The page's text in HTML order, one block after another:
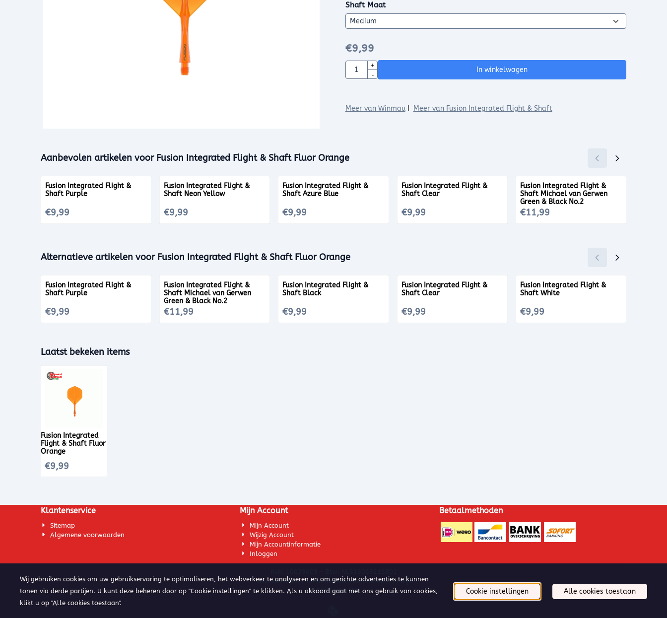
Shaft Maat
€9,99
Aantal
+
-
In winkelwagen
Meer van Winmau| Meer van Fusion Integrated Flight & Shaft
Aanbevolen artikelen voor Fusion Integrated Flight & Shaft Fluor Orange
Fusion Integrated Flight &
Shaft Purple
Prijs: 9,99
€9,99
Fusion Integrated Flight &
Shaft Neon Yellow
Prijs: 9,99
€9,99
Fusion Integrated Flight &
Shaft Azure Blue
Prijs: 9,99
€9,99
Fusion Integrated Flight &
Shaft Clear
Prijs: 9,99
€9,99
Fusion Integrated Flight &
Shaft Michael van Gerwen
Green & Black No.2
Prijs: 11,99
€11,99
Alternatieve artikelen voor Fusion Integrated Flight & Shaft Fluor Orange
Fusion Integrated Flight &
Shaft Purple
Prijs: 9,99
€9,99
Fusion Integrated Flight &
Shaft Michael van Gerwen
Green & Black No.2
Prijs: 11,99
€11,99
Fusion Integrated Flight &
Shaft Black
Prijs: 9,99
€9,99
Fusion Integrated Flight &
Shaft Clear
Prijs: 9,99
€9,99
Fusion Integrated Flight &
Shaft White
Prijs: 9,99
€9,99
Laatst bekeken items
Fusion Integrated
Flight & Shaft Fluor
Orange
€9,99
Klantenservice
Sitemap
Algemene voorwaarden
Mijn Account
Mijn Account
Wijzig Account
Mijn Accountinformatie
Inloggen
Betaalmethoden
DiscountDarts | Julianastraat 28a | 6644BR | Ewijk
© 2015 K&K Vof
Wij gebruiken cookies om uw gebruikservaring te optimaliseren, het webverkeer te analyseren en om gerichte advertenties te kunnen
tonen via derde partijen. U kunt deze beheren door op "Cookie instellingen" te klikken. Als u akkoord gaat met ons gebruik van cookies,
klikt u op "Alle cookies toestaan".
Cookie instellingen Alle cookies toestaan